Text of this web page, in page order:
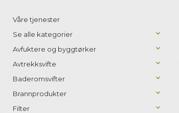
Våre tjenester
Se alle kategorier
Avfuktere og byggtørker
Avtrekksvifte
Baderomsvifter
Brannprodukter
Filter